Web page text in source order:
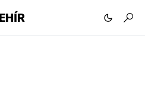
EHÍR